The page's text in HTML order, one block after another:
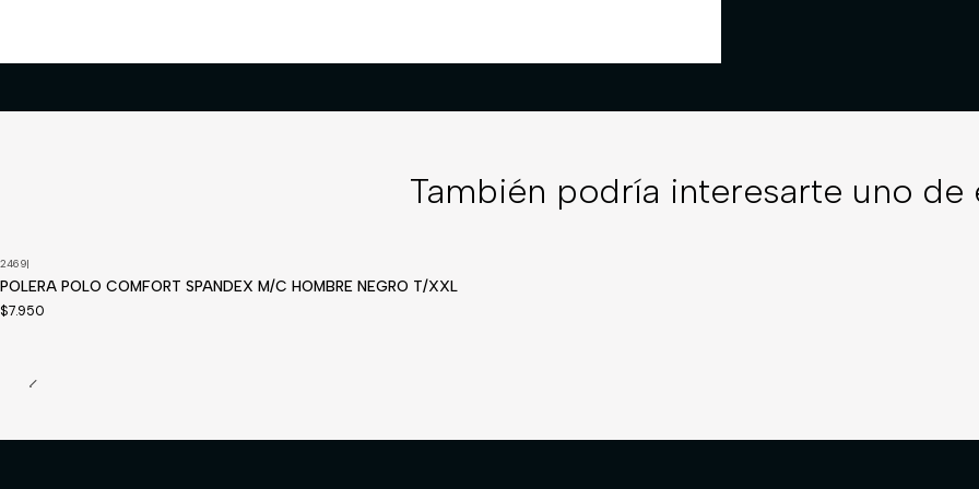
También podría interesarte uno de
2469|
POLERA POLO COMFORT SPANDEX M/C HOMBRE NEGRO T/XXL
$7.950